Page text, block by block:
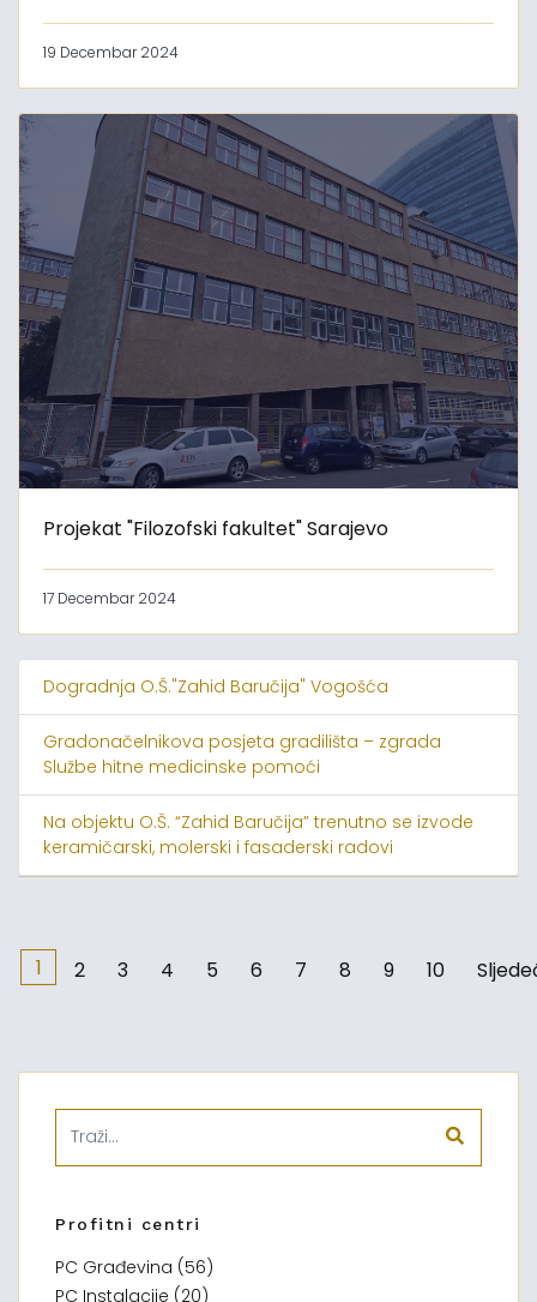
19 Decembar 2024
Projekat "Filozofski fakultet" Sarajevo
17 Decembar 2024
Dogradnja O.Š."Zahid Baručija" Vogošća
Gradonačelnikova posjeta gradilišta – zgrada
Službe hitne medicinske pomoći
Na objektu O.Š. “Zahid Baručija” trenutno se izvode
keramičarski, molerski i fasaderski radovi
1 2 3 4 5 6 7 8 9 10
Profitni centri
PC Građevina (56)
PC Instalacije (20)